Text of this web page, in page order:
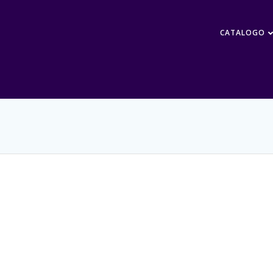
CATALOGO